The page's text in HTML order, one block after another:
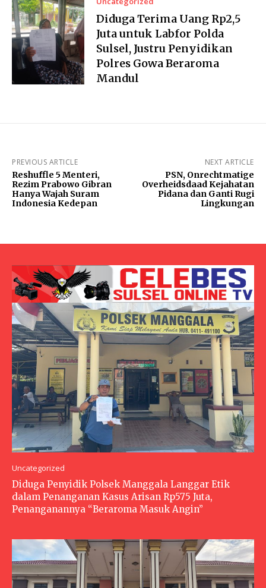
Diduga Terima Uang Rp2,5
Juta untuk Labfor Polda
Sulsel, Justru Penyidikan
Polres Gowa Beraroma
Mandul
PREVIOUS ARTICLE
Reshuffle 5 Menteri,
Rezim Prabowo Gibran
Hanya Wajah Suram
Indonesia Kedepan
NEXT ARTICLE
PSN, Onrechtmatige
Overheidsdaad Kejahatan
Pidana dan Ganti Rugi
Lingkungan
Uncategorized
Diduga Penyidik Polsek Manggala Langgar Etik
dalam Penanganan Kasus Arisan Rp575 Juta,
Penanganannya “Beraroma Masuk Angin”